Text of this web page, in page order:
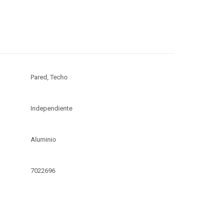
Pared, Techo
Independiente
Aluminio
7022696